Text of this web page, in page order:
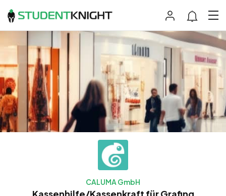
CALUMA GmbH
Kassenhilfe/Kassenkraft für Grafing